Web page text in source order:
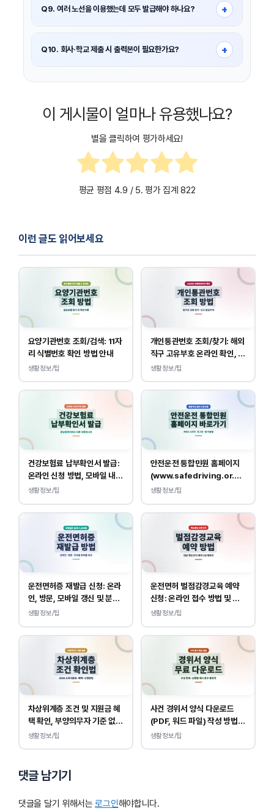
발급이 가능합니다.
Q9. 여러 노선을 이용했는데 모두 발급해야 하나요? +
있습니다.
Q10. 회사·학교 제출 시 출력본이 필요한가요? +
이 게시물이 얼마나 유용했나요?
별을 클릭하여 평가하세요!
평균 평점 4.9 / 5. 평가 집계822
이런 글도 읽어보세요
요양기관번호 조회/검색: 11자
리 식별번호 확인 방법 안내
생활정보/팁
개인통관번호 조회/찾기: 해외
직구 고유부호 온라인 확인, 발
급 방법
생활정보/팁
건강보험료 납부확인서 발급:
온라인 신청 방법, 모바일 내역
조회 안내
생활정보/팁
안전운전 통합민원 홈페이지
(www.safedriving.or.kr)
바로가기, 운전면허 민원 사이
생활정보/팁
운전면허증 재발급 신청: 온라
인, 방문, 모바일 갱신 및 분실
대응
생활정보/팁
운전면허 벌점감경교육 예약
신청: 온라인 접수 방법 및 비
용 안내
생활정보/팁
차상위계층 조건 및 지원금 혜
택 확인, 부양의무자 기준 없
이 소득, 재산만 봅니다.
생활정보/팁
사건 경위서 양식 다운로드
(PDF, 워드 파일) 작성 방법
및 예시
생활정보/팁
댓글 남기기
댓글을 달기 위해서는로그인해야합니다.